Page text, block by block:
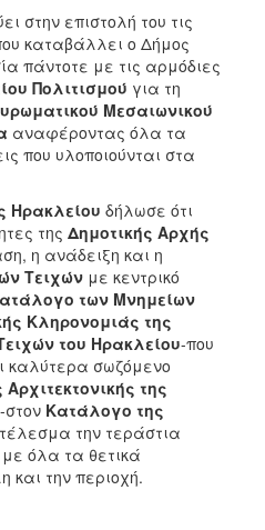
στην επιστολή του τις
καταβάλλει ο Δήμος
πάντοτε με τις αρμόδιες
Πολιτισμού για τη
Μεσαιωνικού
αναφέροντας όλα τα
που υλοποιούνται στα
Ηρακλείου δήλωσε ότι
της Δημοτικής Αρχής
η ανάδειξη και η
Τειχών με κεντρικό
των Μνημείων
Κληρονομιάς της
του Ηρακλείου-που
καλύτερα σωζόμενο
της
-στον Κατάλογο της
την τεράστια
με όλα τα θετικά
και την περιοχή.